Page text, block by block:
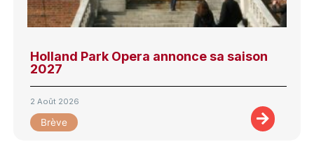
Holland Park Opera annonce sa saison
2027
2 Août 2026
Brève